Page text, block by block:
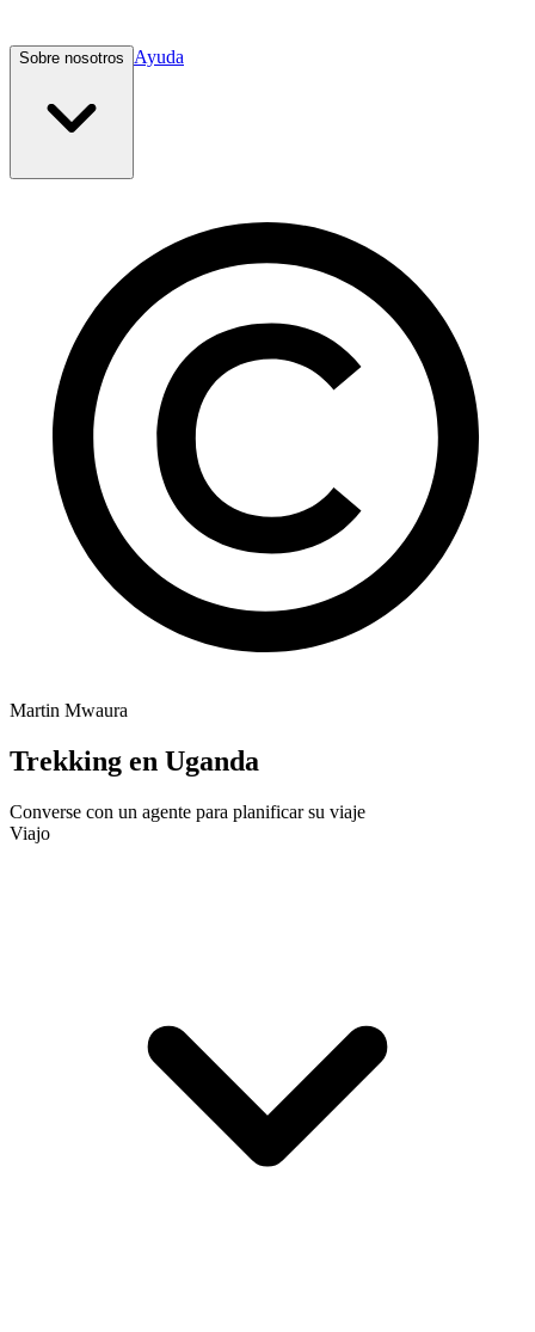
Sobre nosotros Ayuda
Martin Mwaura
Trekking en Uganda
Converse con un agente para planificar su viaje
Viajo